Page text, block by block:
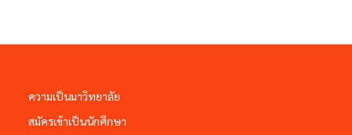
ความเป็นมาวิทยาลัย
สมัครเข้าเป็นนักศึกษา